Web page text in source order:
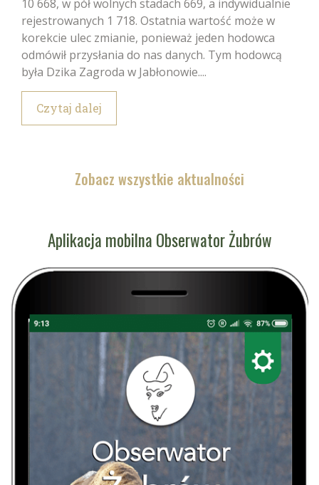
10 668, w pół wolnych stadach 669, a indywidualnie
rejestrowanych 1 718. Ostatnia wartość może w
korekcie ulec zmianie, ponieważ jeden hodowca
odmówił przysłania do nas danych. Tym hodowcą
była Dzika Zagroda w Jabłonowie....
Czytaj dalej
Zobacz wszystkie aktualności
Aplikacja mobilna Obserwator Żubrów